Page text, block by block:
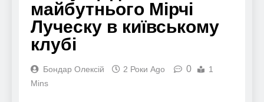
майбутнього Мірчі
Луческу в київському
клубі
Бондар Олексій 2 Роки Ago 0
1
Mins